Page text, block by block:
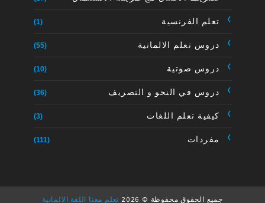
تعلم الفرنسية (1)
دروس تعلم الالمانية (55)
دروس صوتية (10)
دروس في النحو و التصريف (36)
كيفية تعلم اللغات (3)
مفردات (111)
جميع الحقوق محفوظة © 2026 تعلم معنا اللغة الالمانية